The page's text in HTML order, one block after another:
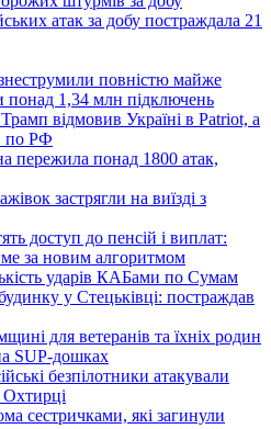
атак за добу постраждала 21
повністю майже
понад 1,34 млн підключень
Трамп відмовив Україні в Patriot, а
по РФ
пережила понад 1800 атак,
застрягли на виїзді з
доступ до пенсій і виплат:
за новим алгоритмом
ударів КАБами по Сумам
у Стецьківці: постраждав
для ветеранів та їхніх родин
SUP-дошках
безпілотники атакували
сестричками, які загинули